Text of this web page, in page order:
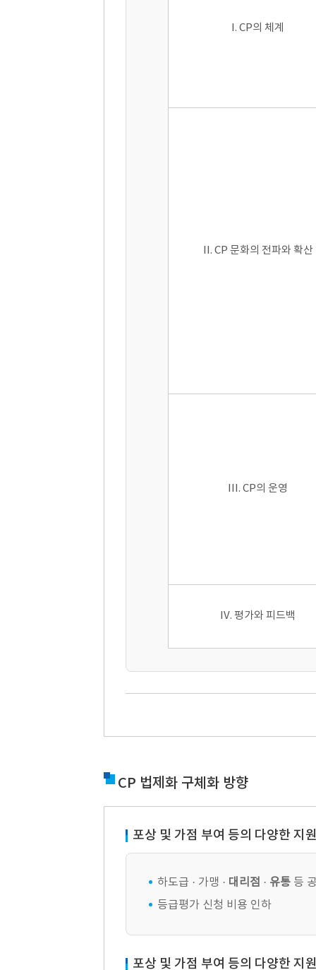
I. CP의 체계
II. CP 문화의 전파와 확산
III. CP의 운영
IV. 평가와 피드백
CP 법제화 구체화 방향
포상 및 가점 부여 등의 다양한 지
하도급 · 가맹 · 대리점 · 유통 등
등급평가 신청 비용 인하
포상 및 가점 부여 등의 다양한 지